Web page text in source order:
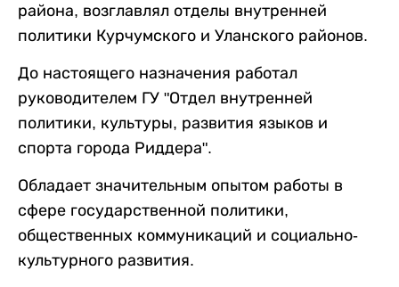
района, возглавлял отделы внутренней
политики Курчумского и Уланского районов.
До настоящего назначения работал
руководителем ГУ "Отдел внутренней
политики, культуры, развития языков и
спорта города Риддера".
Обладает значительным опытом работы в
сфере государственной политики,
общественных коммуникаций и социально-
культурного развития.